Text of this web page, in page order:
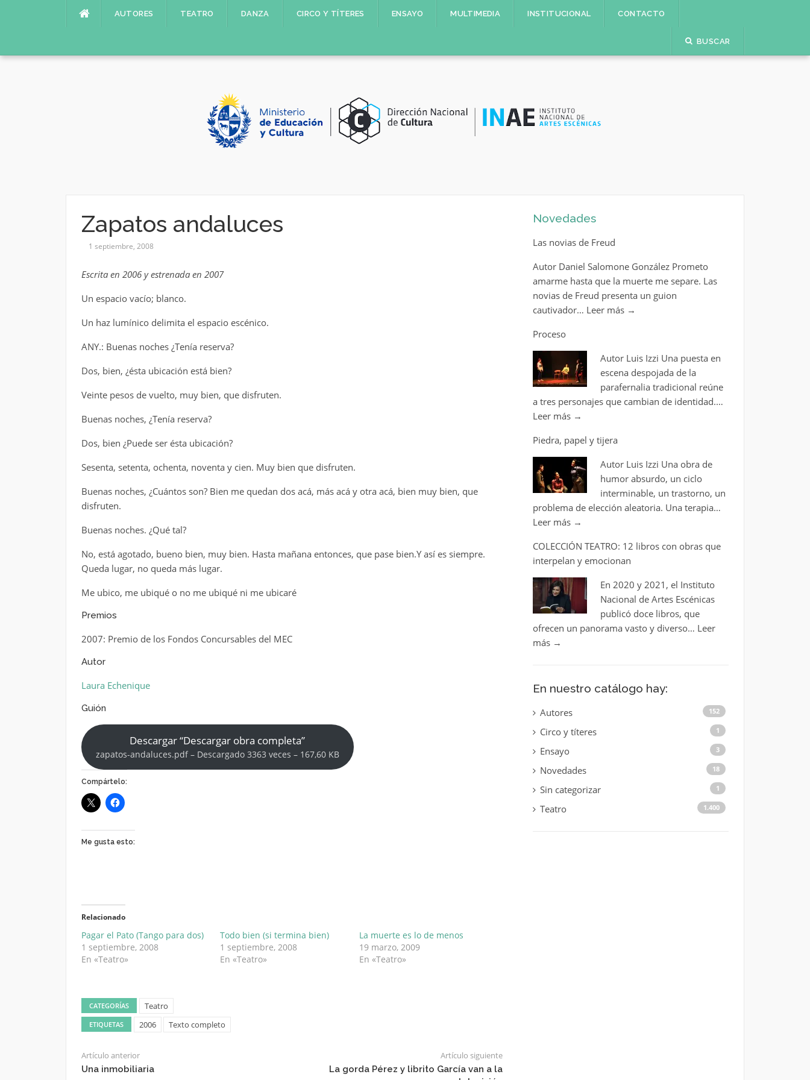
AUTORES TEATRO DANZA CIRCO Y TÍTERES ENSAYO MULTIMEDIA INSTITUCIONAL CONTACTO
BUSCAR
Zapatos andaluces
1 septiembre, 2008
Escrita en 2006 y estrenada en 2007
Un espacio vacío; blanco.
Un haz lumínico delimita el espacio escénico.
ANY.: Buenas noches ¿Tenía reserva?
Dos, bien, ¿ésta ubicación está bien?
Veinte pesos de vuelto, muy bien, que disfruten.
Buenas noches, ¿Tenía reserva?
Dos, bien ¿Puede ser ésta ubicación?
Sesenta, setenta, ochenta, noventa y cien. Muy bien que disfruten.
Buenas noches, ¿Cuántos son? Bien me quedan dos acá, más acá y otra acá, bien muy bien, que
disfruten.
Buenas noches. ¿Qué tal?
No, está agotado, bueno bien, muy bien. Hasta mañana entonces, que pase bien.Y así es siempre.
Queda lugar, no queda más lugar.
Me ubico, me ubiqué o no me ubiqué ni me ubicaré
Premios
2007: Premio de los Fondos Concursables del MEC
Autor
Laura Echenique
Guión
Descargar “Descargar obra completa”
zapatos-andaluces.pdf – Descargado 3363 veces – 167,60 KB
Compártelo:
Me gusta esto:
Relacionado
Pagar el Pato (Tango para dos)
1 septiembre, 2008
En «Teatro»
Todo bien (si termina bien)
1 septiembre, 2008
En «Teatro»
La muerte es lo de menos
19 marzo, 2009
En «Teatro»
CATEGORÍAS Teatro
ETIQUETAS 2006 Texto completo
Artículo anterior
Una inmobiliaria
Artículo siguiente
La gorda Pérez y librito García van a la
Novedades
Las novias de Freud
Autor Daniel Salomone González Prometo
amarme hasta que la muerte me separe. Las
novias de Freud presenta un guion
cautivador… Leer más →
Proceso
Autor Luis Izzi Una puesta en
escena despojada de la
parafernalia tradicional reúne
a tres personajes que cambian de identidad.…
Leer más →
Piedra, papel y tijera
Autor Luis Izzi Una obra de
humor absurdo, un ciclo
interminable, un trastorno, un
problema de elección aleatoria. Una terapia…
Leer más →
COLECCIÓN TEATRO: 12 libros con obras que
interpelan y emocionan
En 2020 y 2021, el Instituto
Nacional de Artes Escénicas
publicó doce libros, que
ofrecen un panorama vasto y diverso… Leer
más →
En nuestro catálogo hay:
Autores 152
Circo y títeres 1
Ensayo 3
Novedades 18
Sin categorizar 1
Teatro 1.400